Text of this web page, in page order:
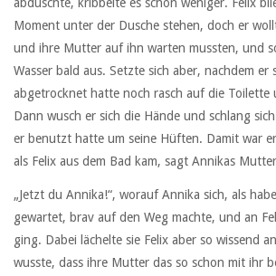
abduschte, kribbelte es schon weniger. Felix
Moment unter der Dusche stehen, doch er
und ihre Mutter auf ihn warten mussten, und
Wasser bald aus. Setzte sich aber, nachdem er
abgetrocknet hatte noch rasch auf die Toilette
Dann wusch er sich die Hände und schlang
er benutzt hatte um seine Hüften. Damit war
als Felix aus dem Bad kam, sagt Annikas
„Jetzt du Annika!“, worauf Annika sich, als
gewartet, brav auf den Weg machte, und an
ging. Dabei lächelte sie Felix aber so wissend
wusste, dass ihre Mutter das so schon mit ihr